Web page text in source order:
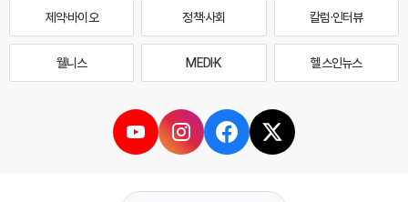
제약·바이오 정책·사회 칼럼·인터뷰
웰니스 MEDI·K 헬스인뉴스